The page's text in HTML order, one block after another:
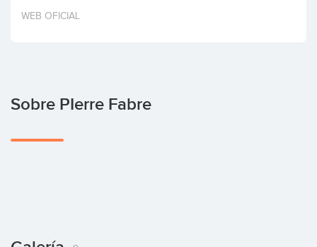
Invertir
WEB OFICIAL
Sobre PIerre Fabre